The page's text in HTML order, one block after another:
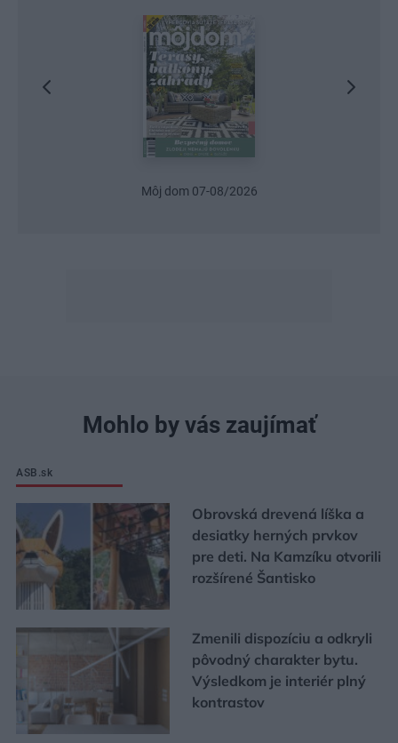
Môj dom 07-08/2026
Mohlo by vás zaujímať
ASB.sk
Obrovská drevená líška a
desiatky herných prvkov
pre deti. Na Kamzíku otvorili
rozšírené Šantisko
Zmenili dispozíciu a odkryli
pôvodný charakter bytu.
Výsledkom je interiér plný
kontrastov